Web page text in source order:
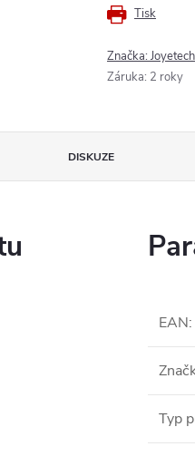
Tisk
Značka:Joyetech
Záruka: 2 roky
DISKUZE
EAN:
Typ